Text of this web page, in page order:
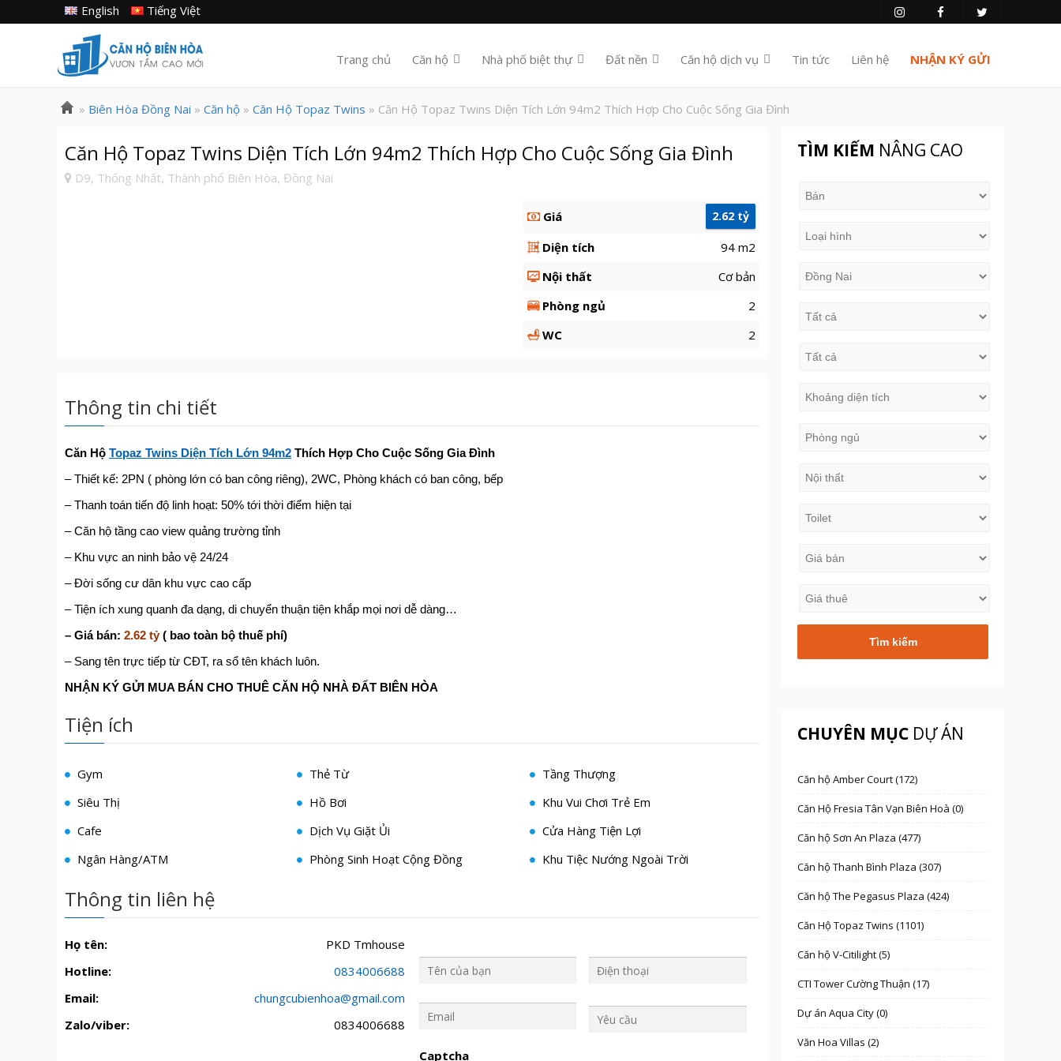
Tiếng Việt
English
Trang chủ Căn hộ Nhà phố biệt thự Đất nền Căn hộ dịch vụ Tin tức Liên hệ NHẬN KÝ GỬI
» Biên Hòa Đồng Nai » Căn hộ » Căn Hộ Topaz Twins » Căn Hộ Topaz Twins Diện Tích Lớn 94m2 Thích Hợp Cho Cuộc Sống Gia Đình
Căn Hộ Topaz Twins Diện Tích Lớn 94m2 Thích Hợp Cho Cuộc Sống Gia Đình
D9, Thống Nhất, Thành phố Biên Hòa, Đồng Nai
Giá 2.62 tỷ
Diện tích
94 m2
Nội thất
Cơ bản
Phòng ngủ
2
WC
2
Thông tin chi tiết
Căn Hộ Topaz Twins Diện Tích Lớn 94m2 Thích Hợp Cho Cuộc Sống Gia Đình
– Thiết kế: 2PN ( phòng lớn có ban công riêng), 2WC, Phòng khách có ban công, bếp
– Thanh toán tiến độ linh hoạt: 50% tới thời điểm hiện tại
– Căn hộ tầng cao view quảng trường tỉnh
– Khu vực an ninh bảo vệ 24/24
– Đời sống cư dân khu vực cao cấp
– Tiện ích xung quanh đa dạng, di chuyển thuận tiện khắp mọi nơi dễ dàng…
– Giá bán: 2.62 tỷ( bao toàn bộ thuế phí)
– Sang tên trực tiếp từ CĐT, ra sổ tên khách luôn.
NHẬN KÝ GỬI MUA BÁN CHO THUÊ CĂN HỘ NHÀ ĐẤT BIÊN HÒA
Tiện ích
Gym Thẻ Từ
Tầng Thượng
Siêu Thị
Hồ Bơi
Khu Vui Chơi Trẻ Em
Cafe
Dịch Vụ Giặt Ủi
Cửa Hàng Tiện Lợi
Ngân Hàng/ATM
Phòng Sinh Hoạt Cộng Đồng Khu Tiệc Nướng Ngoài Trời
Thông tin liên hệ
Họ tên:
PKD Tmhouse
Hotline:
0834006688
Email:
chungcubienhoa@gmail.com
Zalo/viber:
0834006688
Y
Captcha
TÌM KIẾM NÂNG CAO
CHUYÊN MỤC DỰ ÁN
Căn hộ Amber Court (172)
Căn Hộ Fresia Tân Vạn Biên Hoà (0)
Căn hộ Sơn An Plaza (477)
Căn hộ Thanh Bình Plaza (307)
Căn hộ The Pegasus Plaza (424)
Căn Hộ Topaz Twins (1101)
Căn hộ V-Citilight (5)
CTI Tower Cường Thuận (17)
Dự án Aqua City (0)
Văn Hoa Villas (2)